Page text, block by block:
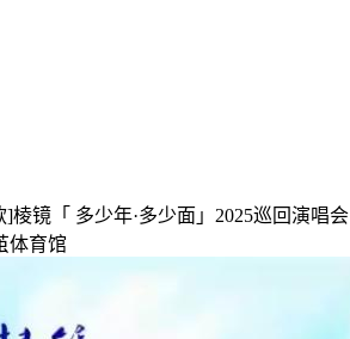
镜「 多少年·多少面」2025巡回演唱会
体育馆